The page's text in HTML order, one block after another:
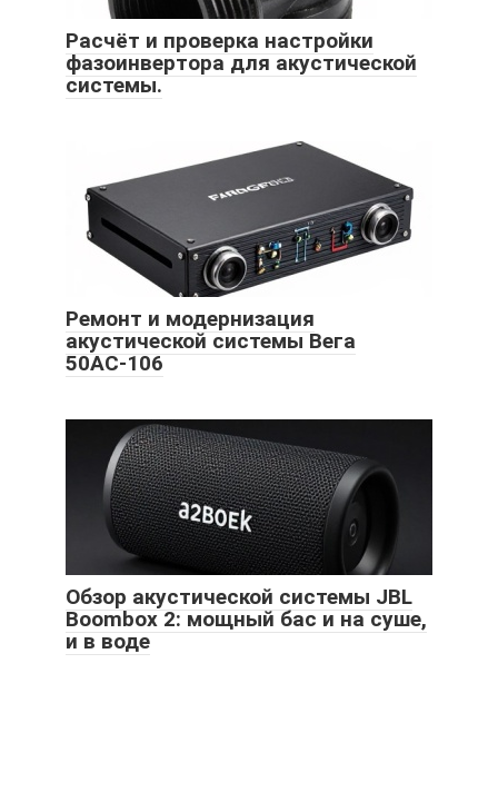
Расчёт и проверка настройки
фазоинвертора для акустической
системы.
Ремонт и модернизация
акустической системы Вега
50АС-106
Обзор акустической системы JBL
Boombox 2: мощный бас и на суше,
и в воде